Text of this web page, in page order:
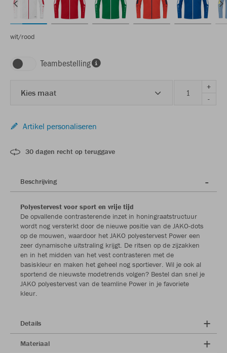
wit/rood
Teambestelling
Kies maat
+
-
Artikel personaliseren
30 dagen recht op teruggave
Beschrijving
Polyestervest voor sport en vrije tijd
De opvallende contrasterende inzet in honingraatstructuur
wordt nog versterkt door de nieuwe positie van de JAKO-dots
op de mouwen, waardoor het JAKO polyestervest Power een
zeer dynamische uitstraling krijgt. De ritsen op de zijzakken
en in het midden van het vest contrasteren met de
basiskleur en maken het geheel nog sportiever. Wil je ook al
sportend de nieuwste modetrends volgen? Bestel dan snel je
JAKO polyestervest van de teamline Power in je favoriete
kleur.
Details
Materiaal